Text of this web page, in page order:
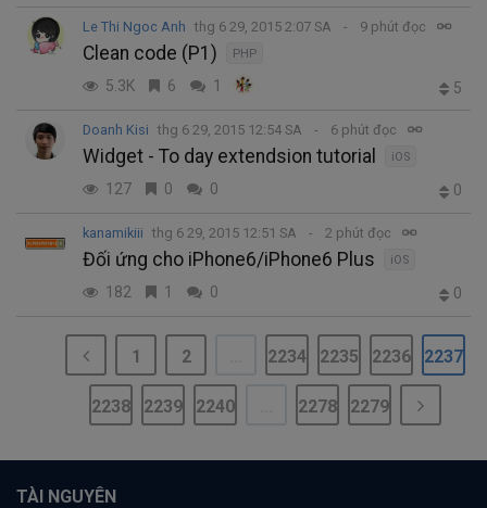
Le Thi Ngoc Anh thg 6 29, 2015 2:07 SA 9 phút đọc
Clean code (P1) PHP
5.3K 6 1 5
Doanh Kisi thg 6 29, 2015 12:54 SA 6 phút đọc
Widget - To day extendsion tutorial iOS
127 0 0 0
kanamikiii thg 6 29, 2015 12:51 SA 2 phút đọc
Đối ứng cho iPhone6/iPhone6 Plus iOS
182 1 0 0
1 2 2234 2235 2236 2237
2238 2239 2240 2278 2279
TÀI NGUYÊN